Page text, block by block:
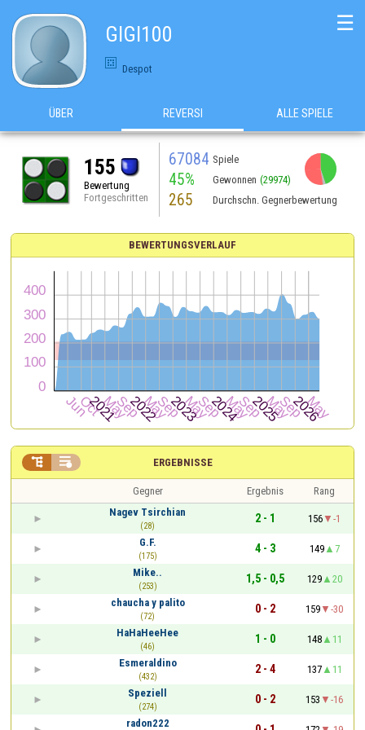
GIGI100
Despot
☰
ÜBER REVERSI ALLE SPIELE
155
Bewertung
Fortgeschritten
67084 Spiele
45% Gewonnen (29974)
265 Durchschn. Gegnerbewertung
BEWERTUNGSVERLAUF
ERGEBNISSE
 
Gegner Ergebnis
Rang
Nagev Tsirchian
(28)
2 - 1 156
-1
G.F.
(175)
4 - 3 149
7
Mike..
(253)
1,5 - 0,5 129
20
chaucha y palito
(72)
0 - 2 159
-30
HaHaHeeHee
(46)
1 - 0 148
11
Esmeraldino
(432)
2 - 4 137
11
Speziell
(274)
0 - 2 153
-16
radon222